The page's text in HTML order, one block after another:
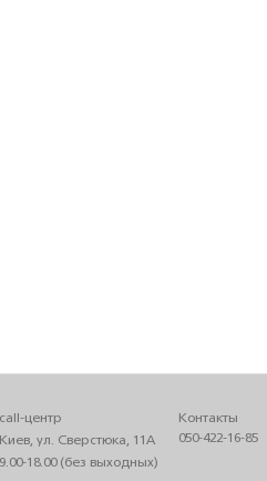
call-центр
Киев, ул. Сверстюка, 11А
9.00-18.00 (без выходных)
Контакты
050-422-16-85